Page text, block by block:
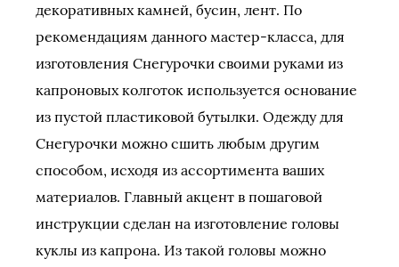
декоративных камней, бусин, лент. По
рекомендациям данного мастер-класса, для
изготовления Снегурочки своими руками из
капроновых колготок используется основание
из пустой пластиковой бутылки. Одежду для
Снегурочки можно сшить любым другим
способом, исходя из ассортимента ваших
материалов. Главный акцент в пошаговой
инструкции сделан на изготовление головы
куклы из капрона. Из такой головы можно